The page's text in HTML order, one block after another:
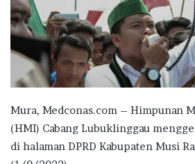
Mura, Medconas.com – Himpunan
(HMI) Cabang Lubuklinggau
di halaman DPRD Kabupaten Musi